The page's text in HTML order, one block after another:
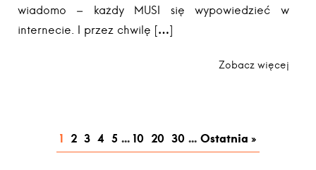
wiadomo – każdy MUSI się wypowiedzieć w
internecie. I przez chwilę […]
Zobacz więcej
1 2 3 4 5 ... 10 20 30 ... Ostatnia »